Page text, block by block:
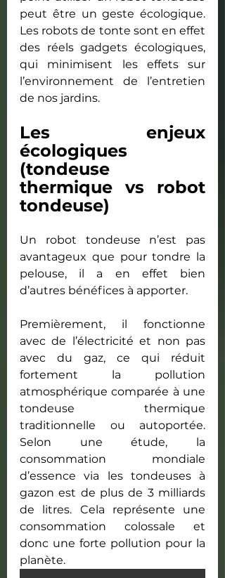
peut être un geste écologique.
Les robots de tonte sont en effet
des réels gadgets écologiques,
qui minimisent les effets sur
l’environnement de l’entretien
de nos jardins.
Les enjeux
écologiques
(tondeuse
thermique vs robot
tondeuse)
Un robot tondeuse n’est pas
avantageux que pour tondre la
pelouse, il a en effet bien
d’autres bénéfices à apporter.
Premièrement, il fonctionne
avec de l’électricité et non pas
avec du gaz, ce qui réduit
fortement la pollution
atmosphérique comparée à une
tondeuse thermique
traditionnelle ou autoportée.
Selon une étude, la
consommation mondiale
d’essence via les tondeuses à
gazon est de plus de 3 milliards
de litres. Cela représente une
consommation colossale et
donc une forte pollution pour la
planète.